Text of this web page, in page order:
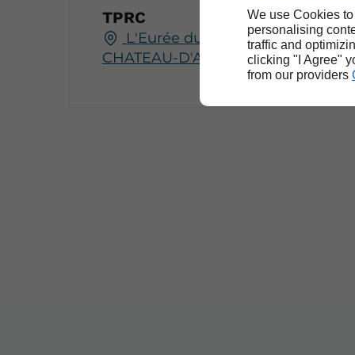
We use Cookies
personalising
traffic and
clicking "I Agree"
from our providers
TPRC
L'Eurée du Bois, 61570 LE
CHATEAU-D'ALMENECHES